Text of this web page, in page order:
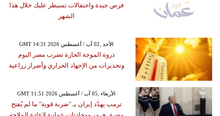
فرص جيدة واحتفالات تسيطر عليك خلال هذا
الشهر
GMT 14:31 2026 الأحد ,02 آب / أغسطس
ذروة الموجة الحارة تضرب مصر اليوم
وتحذيرات من الإجهاد الحراري وأضرار زراعية
GMT 11:51 2026 الأربعاء ,05 آب / أغسطس
ترمب يهدّد إيران بـ "ضربة قوية" ما لم يُفتح